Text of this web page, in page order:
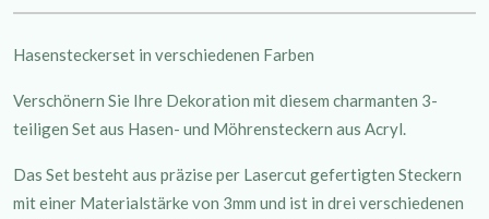
Hasensteckerset in verschiedenen Farben
Verschönern Sie Ihre Dekoration mit diesem charmanten 3-
teiligen Set aus Hasen- und Möhrensteckern aus Acryl.
Das Set besteht aus präzise per Lasercut gefertigten Steckern
mit einer Materialstärke von 3mm und ist in drei verschiedenen